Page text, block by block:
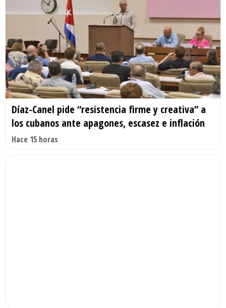
Díaz-Canel pide “resistencia firme y creativa” a
los cubanos ante apagones, escasez e inflación
Hace 15 horas